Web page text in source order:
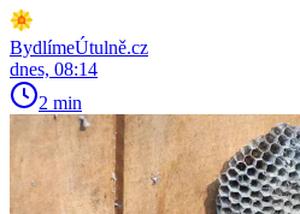
BydlímeÚtulně.cz
dnes, 08:14
2 min